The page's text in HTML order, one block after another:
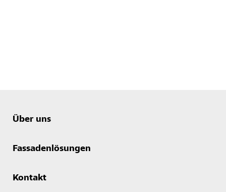
Über uns
Fassadenlösungen
Kontakt